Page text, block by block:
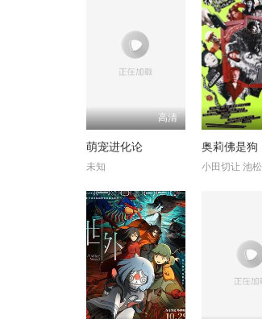
高清
萌宠进化论
未知